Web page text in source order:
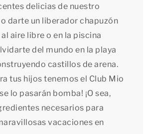
delicias de nuestro
darte un liberador chapuzón
aire libre o en la piscina
del mundo en la playa
castillos de arena.
tus hijos tenemos el Club Mio
lo pasarán bomba! ¡O sea,
necesarios para
vacaciones en